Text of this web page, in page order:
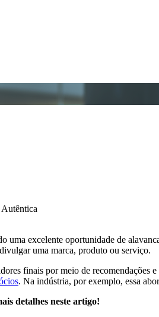
uma excelente oportunidade de
uma marca, produto ou serviço.
finais por meio de recomendações
. Na indústria, por exemplo, essa
detalhes neste artigo!